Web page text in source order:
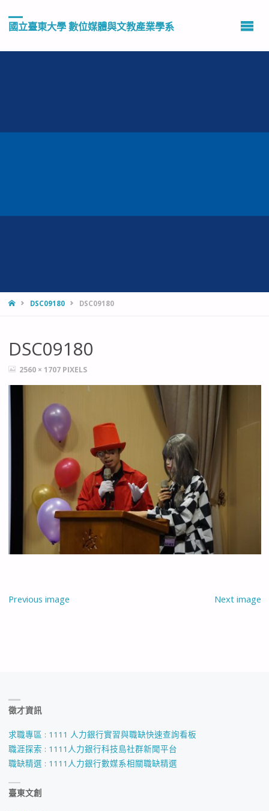
國立臺東大學 數位媒體與文教產業學系
HOMEDSC09180 DSC09180
DSC09180
FULL2560 × 1707 PIXELS
Previous image Next image
徵才資訊
求職專區 : 1111 人力銀行實習與職缺快速查詢看板
職涯探索 : 1111人力銀行科技島社群新聞平台
職缺精選 : 1111人力銀行數媒系相關職缺精選
臺東文創